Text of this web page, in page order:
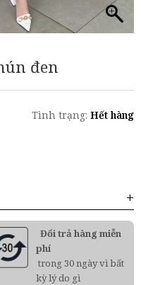
đen
Tình trạng: Hết hàng
Đổi trả hàng miễn
phí
trong 30 ngày vì bất
kỳ lý do gì